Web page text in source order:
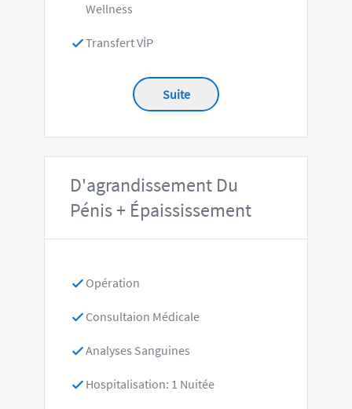
Wellness
Transfert VİP
Suite
D'agrandissement Du
Pénis + Épaississement
Opération
Consultaion Médicale
Analyses Sanguines
Hospitalisation: 1 Nuitée